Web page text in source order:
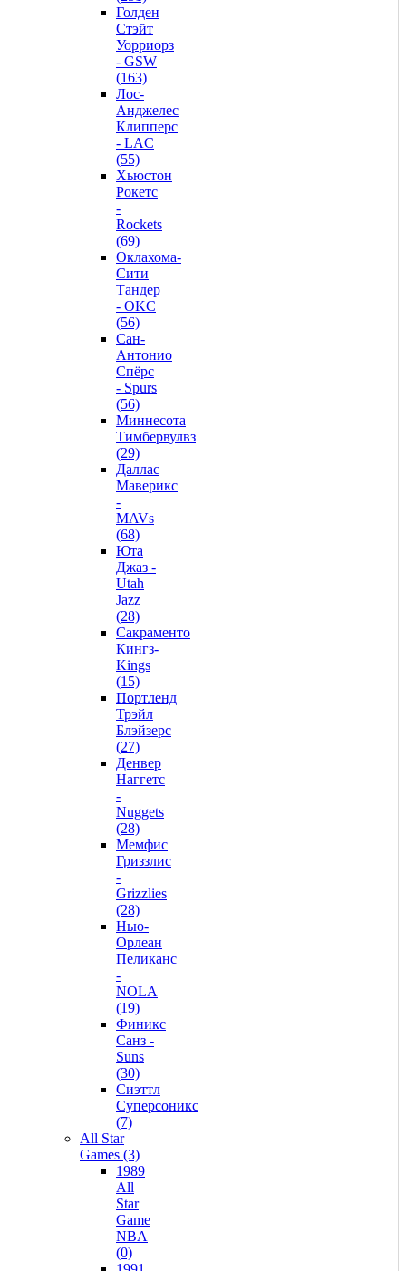
Голден
Стэйт
Уорриорз
- GSW
(163)
Лос-
Анджелес
Клипперс
- LAC
(55)
Хьюстон
Рокетс
-
Rockets
(69)
Оклахома-
Сити
Тандер
- OKC
(56)
Сан-
Антонио
Спёрс
- Spurs
(56)
Миннесота
Тимбервулвз
(29)
Даллас
Маверикс
-
MAVs
(68)
Юта
Джаз -
Utah
Jazz
(28)
Сакраменто
Кингз-
Kings
(15)
Портленд
Трэйл
Блэйзерс
(27)
Денвер
Наггетс
-
Nuggets
(28)
Мемфис
Гриззлис
-
Grizzlies
(28)
Нью-
Орлеан
Пеликанс
-
NOLA
(19)
Финикс
Санз -
Suns
(30)
Сиэттл
Суперсоникс
(7)
All Star
Games (3)
1989
All
Star
Game
NBA
(0)